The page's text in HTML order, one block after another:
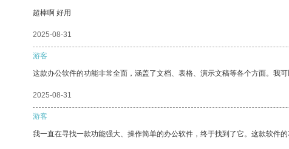
超棒啊 好用
2025-08-31
游客
这款办公软件的功能非常全面，涵盖了文档、表格、演示文稿等各个方面。我
2025-08-31
游客
我一直在寻找一款功能强大、操作简单的办公软件，终于找到了它。这款软件